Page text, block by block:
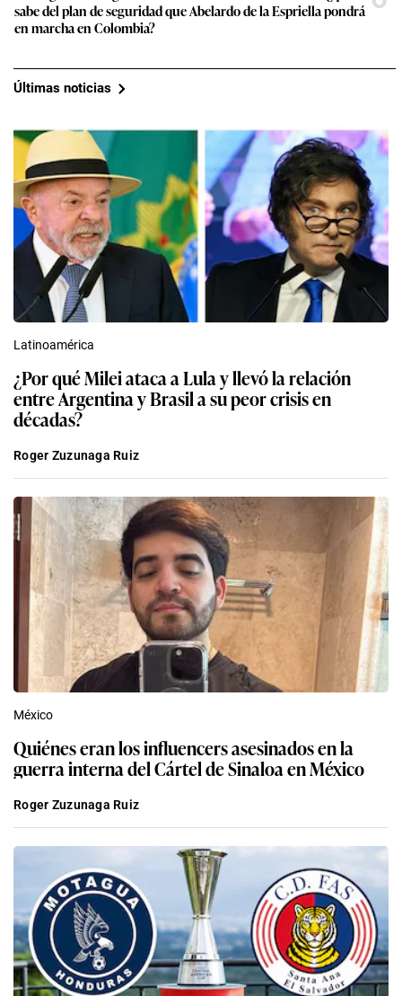
sabe del plan de seguridad que Abelardo de la Espriella pondrá
en marcha en Colombia?
Últimas noticias
Latinoamérica
¿Por qué Milei ataca a Lula y llevó la relación
entre Argentina y Brasil a su peor crisis en
décadas?
Roger Zuzunaga Ruiz
México
Quiénes eran los influencers asesinados en la
guerra interna del Cártel de Sinaloa en México
Roger Zuzunaga Ruiz